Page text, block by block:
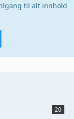
til alt innhold
20